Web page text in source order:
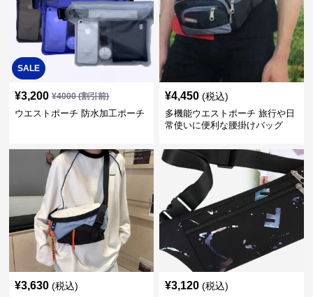
SALE
¥3,200 ¥4000(割引前)
ウエストポーチ 防水加工ポーチ
¥4,450 (税込)
多機能ウエストポーチ 旅行や日
常使いに便利な腰掛けバッグ
¥3,630 (税込) ¥3,120 (税込)